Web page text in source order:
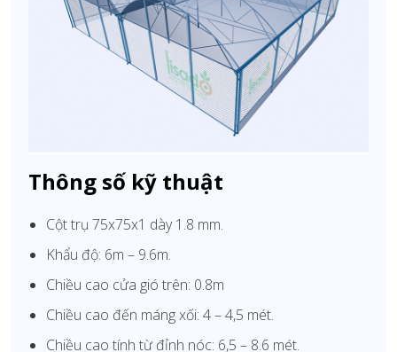
Thông số kỹ thuật
Cột trụ 75x75x1 dày 1.8 mm.
Khẩu độ: 6m – 9.6m.
Chiều cao cửa gió trên: 0.8m
Chiều cao đến máng xối: 4 – 4,5 mét.
Chiều cao tính từ đỉnh nóc: 6,5 – 8.6 mét.